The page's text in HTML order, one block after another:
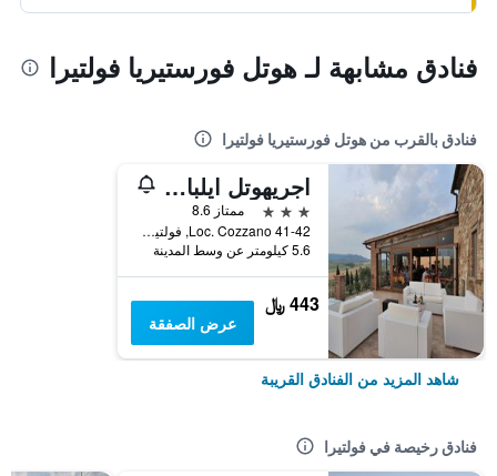
فنادق مشابهة لـ هوتل فورستيريا فولتيرا
فنادق بالقرب من هوتل فورستيريا فولتيرا
اجريهوتل ايلبالاجيتو
3 نجوم
ممتاز 8.6
Loc. Cozzano 41-42, فولتيرا, توسكانا, إيطاليا
5.6 كيلومتر عن وسط المدينة
443 ﷼
عرض الصفقة
شاهد المزيد من الفنادق القريبة
فنادق رخيصة في فولتيرا